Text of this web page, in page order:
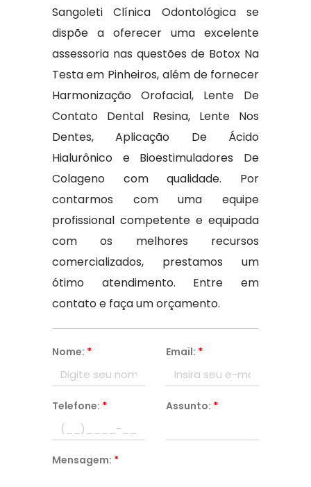
Sangoleti Clínica Odontológica se
dispõe a oferecer uma excelente
assessoria nas questões de Botox Na
Testa em Pinheiros, além de fornecer
Harmonização Orofacial, Lente De
Contato Dental Resina, Lente Nos
Dentes, Aplicação De Ácido
Hialurônico e Bioestimuladores De
Colageno com qualidade. Por
contarmos com uma equipe
profissional competente e equipada
com os melhores recursos
comercializados, prestamos um
ótimo atendimento. Entre em
contato e faça um orçamento.
Nome: * Email: *
Telefone: * Assunto: *
Mensagem: *